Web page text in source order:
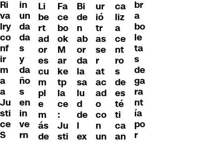
Ri
va
lry
co
nf
ir
m
a
a
Ju
sti
ce
S
in
un
da
da
s
y
da
ño
s
en
in
ve
rn
Li
be
rt
ad
or
es
cu
m
pl
e
m
ás
de
Fa
ce
bo
ok
M
ar
ke
tp
la
ce
:
Ju
sti
Bi
de
n
ab
or
da
la
sa
lu
d
de
l
ex
ur
ió
tr
as
se
r
at
ac
ad
o
co
n
un
ca
liz
a
ce
nt
ro
s
de
es
té
ti
ca
an
br
a
bo
le
ta
s
de
ga
ra
nt
ía
po
r